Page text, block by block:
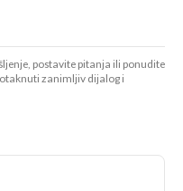
postavite pitanja ili ponudite
zanimljiv dijalog i